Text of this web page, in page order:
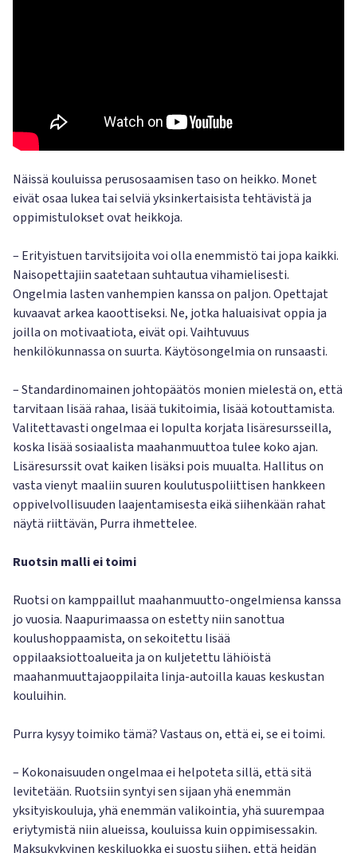
Näissä kouluissa perusosaamisen taso on heikko. Monet
eivät osaa lukea tai selviä yksinkertaisista tehtävistä ja
oppimistulokset ovat heikkoja.
– Erityistuen tarvitsijoita voi olla enemmistö tai jopa kaikki.
Naisopettajiin saatetaan suhtautua vihamielisesti.
Ongelmia lasten vanhempien kanssa on paljon. Opettajat
kuvaavat arkea kaoottiseksi. Ne, jotka haluaisivat oppia ja
joilla on motivaatiota, eivät opi. Vaihtuvuus
henkilökunnassa on suurta. Käytösongelmia on runsaasti.
– Standardinomainen johtopäätös monien mielestä on, että
tarvitaan lisää rahaa, lisää tukitoimia, lisää kotouttamista.
Valitettavasti ongelmaa ei lopulta korjata lisäresursseilla,
koska lisää sosiaalista maahanmuuttoa tulee koko ajan.
Lisäresurssit ovat kaiken lisäksi pois muualta. Hallitus on
vasta vienyt maaliin suuren koulutuspoliittisen hankkeen
oppivelvollisuuden laajentamisesta eikä siihenkään rahat
näytä riittävän, Purra ihmettelee.
Ruotsin malli ei toimi
Ruotsi on kamppaillut maahanmuutto-ongelmiensa kanssa
jo vuosia. Naapurimaassa on estetty niin sanottua
koulushoppaamista, on sekoitettu lisää
oppilaaksiottoalueita ja on kuljetettu lähiöistä
maahanmuuttajaoppilaita linja-autoilla kauas keskustan
kouluihin.
Purra kysyy toimiko tämä? Vastaus on, että ei, se ei toimi.
– Kokonaisuuden ongelmaa ei helpoteta sillä, että sitä
levitetään. Ruotsiin syntyi sen sijaan yhä enemmän
yksityiskouluja, yhä enemmän valikointia, yhä suurempaa
eriytymistä niin alueissa, kouluissa kuin oppimisessakin.
Maksukykyinen keskiluokka ei suostu siihen, että heidän